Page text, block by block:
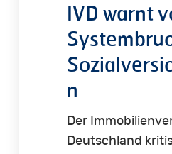
IVD warnt
n
Der
Deutschland